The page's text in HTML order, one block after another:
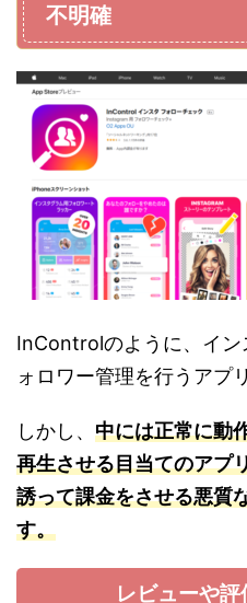
不明確
InControlのように、イン
ォロワー管理を行うアプ
しかし、 中には正常に動
再生させる目当てのアプ
誘って課金をさせる悪質
す。
レビューや